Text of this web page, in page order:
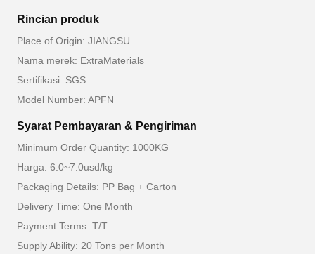
Rincian produk
Place of Origin: JIANGSU
Nama merek: ExtraMaterials
Sertifikasi: SGS
Model Number: APFN
Syarat Pembayaran & Pengiriman
Minimum Order Quantity: 1000KG
Harga: 6.0~7.0usd/kg
Packaging Details: PP Bag + Carton
Delivery Time: One Month
Payment Terms: T/T
Supply Ability: 20 Tons per Month